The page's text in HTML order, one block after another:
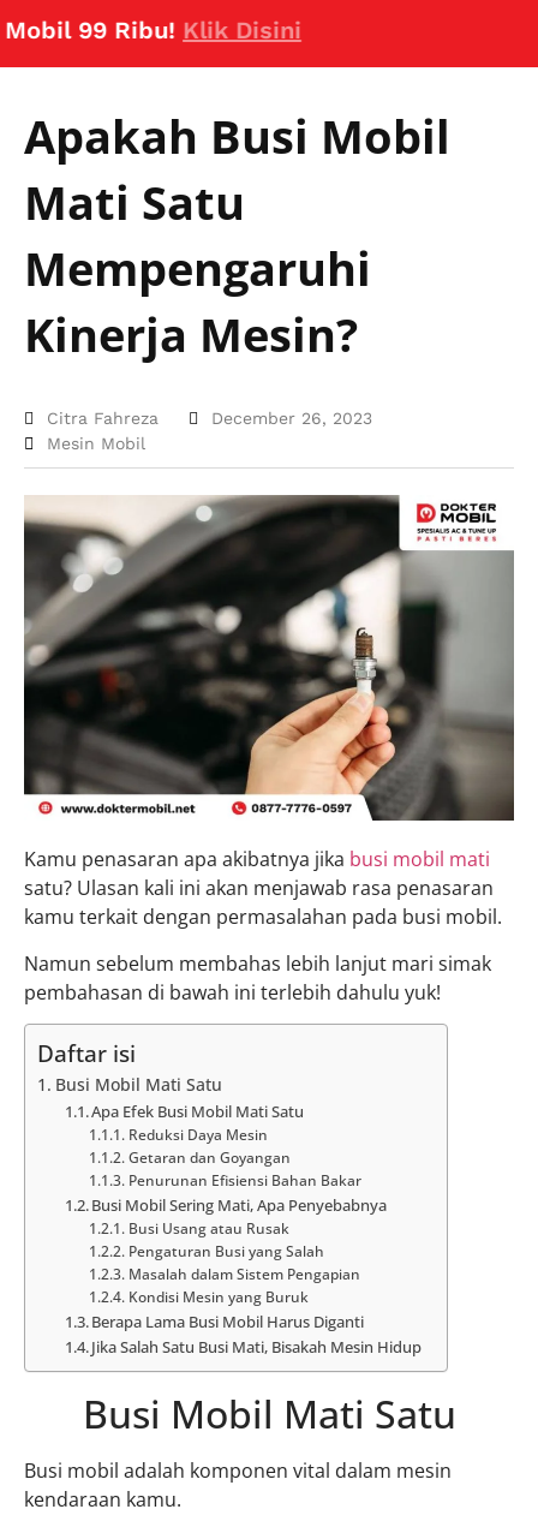
99 Ribu!Klik Disini
Apakah Busi Mobil
Mati Satu
Mempengaruhi
Kinerja Mesin?
Citra Fahreza
December 26, 2023
Mesin Mobil
Kamu penasaran apa akibatnya jika busi mobil mati
satu? Ulasan kali ini akan menjawab rasa penasaran
kamu terkait dengan permasalahan pada busi mobil.
Namun sebelum membahas lebih lanjut mari simak
pembahasan di bawah ini terlebih dahulu yuk!
Daftar isi
Busi Mobil Mati Satu
Apa Efek Busi Mobil Mati Satu
Reduksi Daya Mesin
Getaran dan Goyangan
Penurunan Efisiensi Bahan Bakar
Busi Mobil Sering Mati, Apa Penyebabnya
Busi Usang atau Rusak
Pengaturan Busi yang Salah
Masalah dalam Sistem Pengapian
Kondisi Mesin yang Buruk
Berapa Lama Busi Mobil Harus Diganti
Jika Salah Satu Busi Mati, Bisakah Mesin Hidup
Busi Mobil Mati Satu
Busi mobil adalah komponen vital dalam mesin
kendaraan kamu.